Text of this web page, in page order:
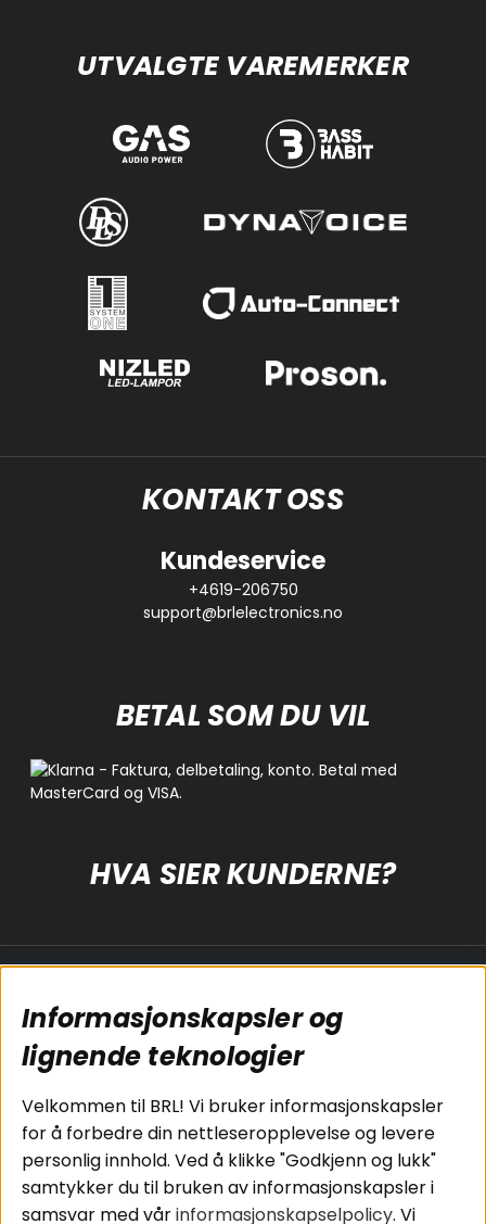
UTVALGTE VAREMERKER
KONTAKT OSS
Kundeservice
+4619-206750
support@brlelectronics.no
BETAL SOM DU VIL
HVA SIER KUNDERNE?
Koblingsguide for
subwoofers
Tilkobling av
bilforsterker
Koblingsguide for
midbasser
Butikker
Våre ambassadører
Cookies
Kjøpsvilkår
Personvernpolicy
Service / Garanti /
Retur
Informasjonskapsler og
lignende teknologier
Velkommen til BRL! Vi bruker informasjonskapsler
for å forbedre din nettleseropplevelse og levere
personlig innhold. Ved å klikke "Godkjenn og lukk"
samtykker du til bruken av informasjonskapsler i
samsvar med vårinformasjonskapselpolicy. Vi